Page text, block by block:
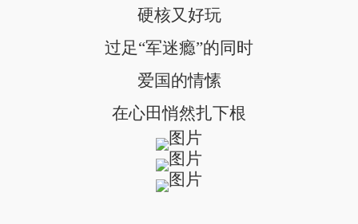
硬核又好玩
过足“军迷瘾”的同时
爱国的情愫
在心田悄然扎下根